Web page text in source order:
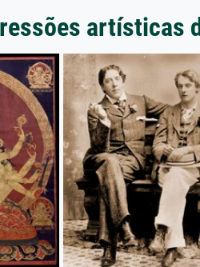
artísticas